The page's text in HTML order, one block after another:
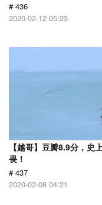
# 436
2020-02-12 05:23
【越哥】豆瓣8.9分，史
畏！
# 437
2020-02-08 04:21